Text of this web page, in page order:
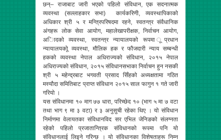
छन्– राजाबाट जारी भएको पहिलो संविधान, एक सदनात्मक
व्यवस्था (सल्लाहकार सभा) कार्यकरिणी, व्यवस्थापिकाको
अधिकार श्री ५ र मन्त्रिपरिषदमा रहने, स्वतन्त्र संवैधानिक
अंगहरू लोक सेवा आयोग, महालेखापरीक्षक, निर्वाचन आयोग,
अािदको व्यवस्था, स्वतन्त्र न्यायालयको रूपमा ूप्रधान
न्यायालयकोू व्यवस्था, मौलिक हक र फौजदारी न्याय सम्बन्धी
हकको व्यवस्था नेपाल अधिराज्यको संविधान, २०१५ नेपाल
अधिराज्यको संविधान, २०१५ संविधानसभाका निर्वाचन हुन नसकी
श्री ५ महेन्द्रबाट भगवती प्रसाद सिँहको अध्यक्षतामा गठित
मस्यौदा समितिबाट प्राप्त संविधान २०१५ साल फागुन १ गते जारी
गरियो ।
यस संविधानमा १० माग ७७ धारा, परिच्छेद १० (भाग ५ मा ७ वटा
तथा भाग ९ मा ३ वटा) र ३ अनुसुची रहेका थिए । यो संविधान
निर्माणमा वेलायतका संविधानविद सर एभिल जेनिङको संलग्नता
रहेको पहिलो प्रजातान्त्रिक संविधानको रूपमा पनि यो
संविधानलाई लिइने गरिन्छ । यो संविधानका विशेषताहरू निम्न